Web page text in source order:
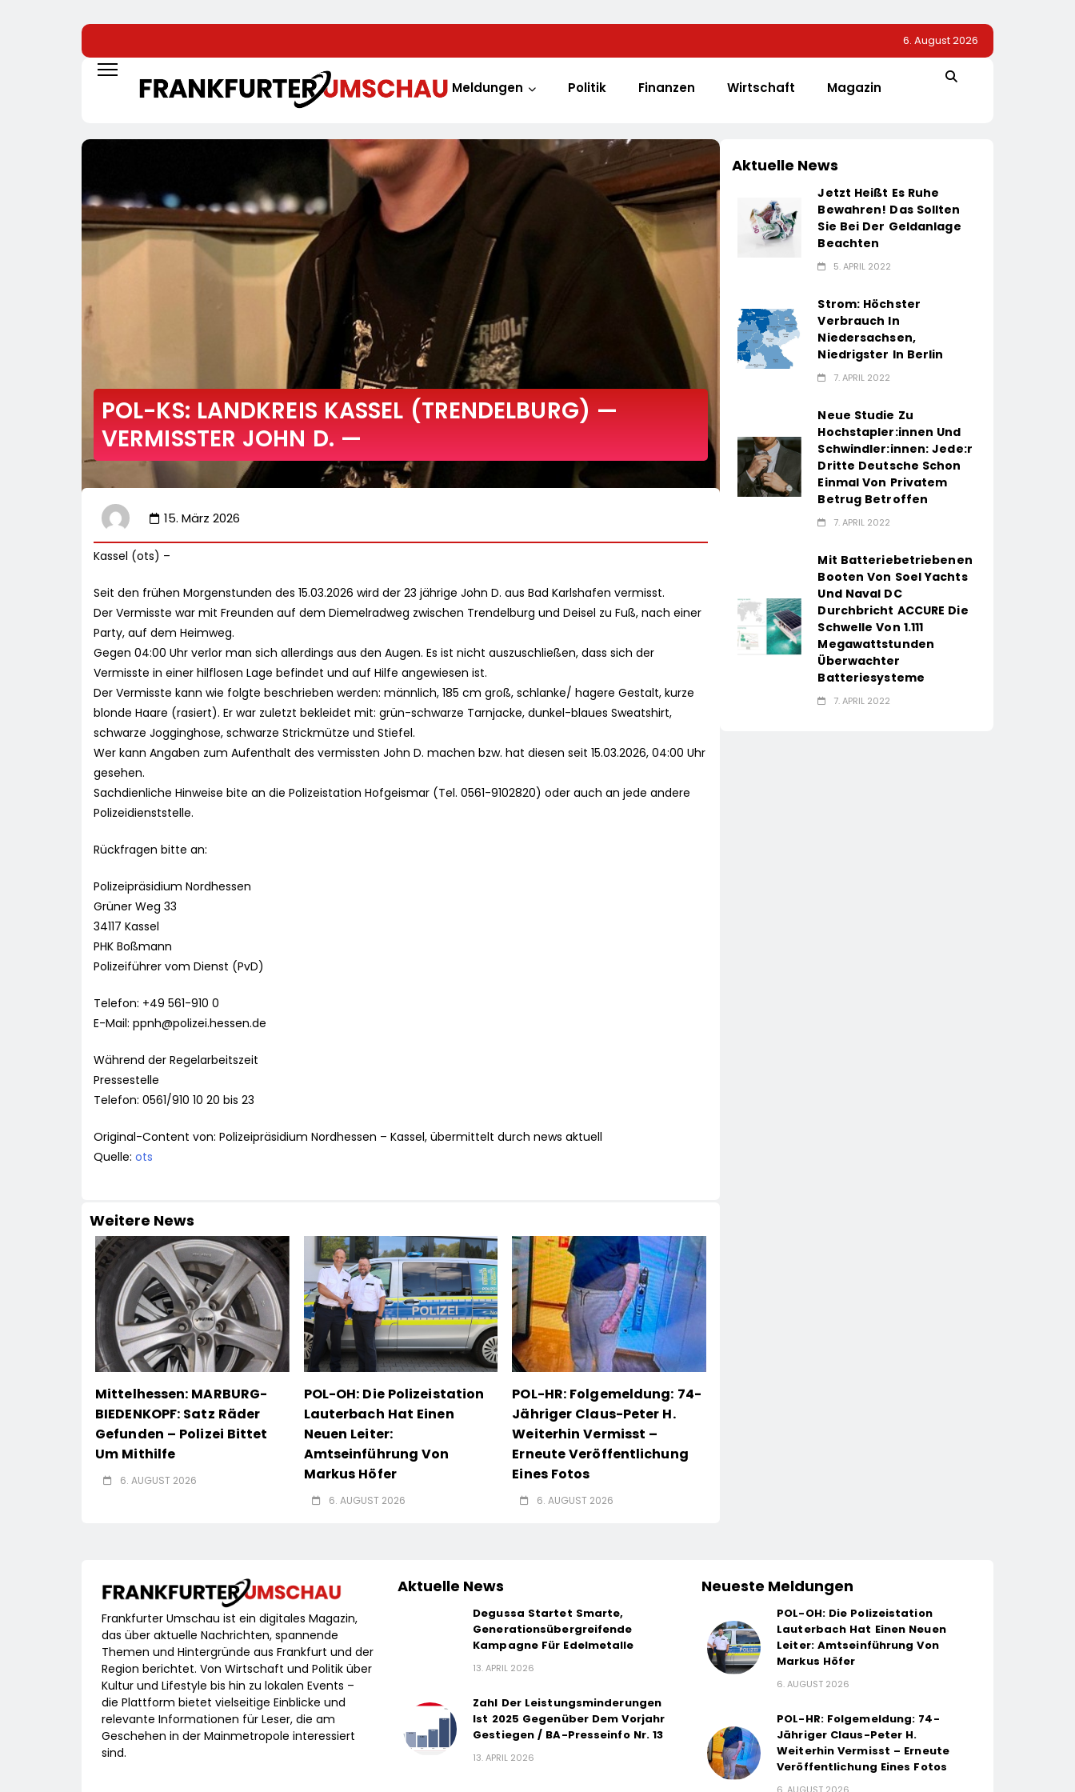
6. August 2026
Meldungen Politik Finanzen Wirtschaft Magazin
POL-KS: LANDKREIS KASSEL (TRENDELBURG) —
VERMISSTER JOHN D. —
15. März 2026
Kassel (ots) –
Seit den frühen Morgenstunden des 15.03.2026 wird der 23 jährige John D. aus Bad Karlshafen vermisst.
Der Vermisste war mit Freunden auf dem Diemelradweg zwischen Trendelburg und Deisel zu Fuß, nach einer
Party, auf dem Heimweg.
Gegen 04:00 Uhr verlor man sich allerdings aus den Augen. Es ist nicht auszuschließen, dass sich der
Vermisste in einer hilflosen Lage befindet und auf Hilfe angewiesen ist.
Der Vermisste kann wie folgte beschrieben werden: männlich, 185 cm groß, schlanke/ hagere Gestalt, kurze
blonde Haare (rasiert). Er war zuletzt bekleidet mit: grün-schwarze Tarnjacke, dunkel-blaues Sweatshirt,
schwarze Jogginghose, schwarze Strickmütze und Stiefel.
Wer kann Angaben zum Aufenthalt des vermissten John D. machen bzw. hat diesen seit 15.03.2026, 04:00 Uhr
gesehen.
Sachdienliche Hinweise bite an die Polizeistation Hofgeismar (Tel. 0561-9102820) oder auch an jede andere
Polizeidienststelle.
Rückfragen bitte an:
Polizeipräsidium Nordhessen
Grüner Weg 33
34117 Kassel
PHK Boßmann
Polizeiführer vom Dienst (PvD)
Telefon: +49 561-910 0
E-Mail: ppnh@polizei.hessen.de
Während der Regelarbeitszeit
Pressestelle
Telefon: 0561/910 10 20 bis 23
Original-Content von: Polizeipräsidium Nordhessen – Kassel, übermittelt durch news aktuell
Quelle: ots
Weitere News
Mittelhessen: MARBURG-
BIEDENKOPF: Satz Räder
Gefunden – Polizei Bittet
Um Mithilfe
6. AUGUST 2026
POL-OH: Die Polizeistation
Lauterbach Hat Einen
Neuen Leiter:
Amtseinführung Von
Markus Höfer
6. AUGUST 2026
POL-HR: Folgemeldung: 74-
Jähriger Claus-Peter H.
Weiterhin Vermisst –
Erneute Veröffentlichung
Eines Fotos
6. AUGUST 2026
Aktuelle News
Jetzt Heißt Es Ruhe
Bewahren! Das Sollten
Sie Bei Der Geldanlage
Beachten
5. APRIL 2022
Strom: Höchster
Verbrauch In
Niedersachsen,
Niedrigster In Berlin
7. APRIL 2022
Neue Studie Zu
Hochstapler:innen Und
Schwindler:innen: Jede:r
Dritte Deutsche Schon
Einmal Von Privatem
Betrug Betroffen
7. APRIL 2022
Mit Batteriebetriebenen
Booten Von Soel Yachts
Und Naval DC
Durchbricht ACCURE Die
Schwelle Von 1.111
Megawattstunden
Überwachter
Batteriesysteme
7. APRIL 2022
Frankfurter Umschau ist ein digitales Magazin,
das über aktuelle Nachrichten, spannende
Themen und Hintergründe aus Frankfurt und der
Region berichtet. Von Wirtschaft und Politik über
Kultur und Lifestyle bis hin zu lokalen Events –
die Plattform bietet vielseitige Einblicke und
relevante Informationen für Leser, die am
Geschehen in der Mainmetropole interessiert
sind.
Aktuelle News
Degussa Startet Smarte,
Generationsübergreifende
Kampagne Für Edelmetalle
13. APRIL 2026
Zahl Der Leistungsminderungen
Ist 2025 Gegenüber Dem Vorjahr
Gestiegen / BA-Presseinfo Nr. 13
13. APRIL 2026
Neueste Meldungen
POL-OH: Die Polizeistation
Lauterbach Hat Einen Neuen
Leiter: Amtseinführung Von
Markus Höfer
6. AUGUST 2026
POL-HR: Folgemeldung: 74-
Jähriger Claus-Peter H.
Weiterhin Vermisst – Erneute
Veröffentlichung Eines Fotos